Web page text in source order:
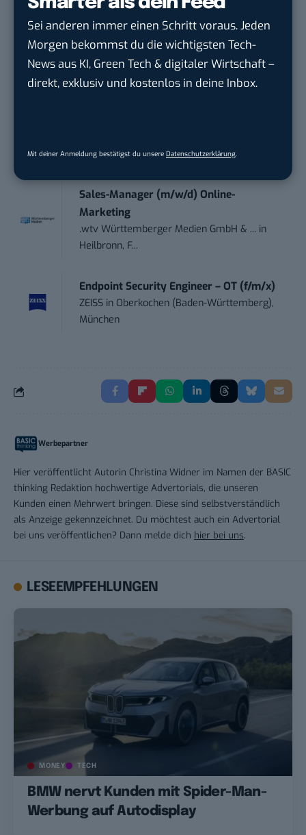
Sei anderen immer einen Schritt voraus. Jeden
Morgen bekommst du die wichtigsten Tech-
News aus KI, Green Tech & digitaler Wirtschaft –
direkt, exklusiv und kostenlos in deine Inbox.
Mit deiner Anmeldung bestätigst du unsere Datenschutzerklärung.
Performance Marketing Manager
Schwerpunkt Pai...
EDEKA Südwest Stiftung & Co. KG in
Offenburg
Frankfurt am Main
Sales-Manager (m/w/d) Online-
Marketing
.wtv Württemberger Medien GmbH & ... in
Heilbronn, F...
Endpoint Security Engineer – OT (f/m/x)
ZEISS in Oberkochen (Baden-Württemberg),
München
Werbepartner
Hier veröffentlicht Autorin Christina Widner im Namen der BASIC
thinking Redaktion hochwertige Advertorials, die unseren
Kunden einen Mehrwert bringen. Diese sind selbstverständlich
als Anzeige gekennzeichnet. Du möchtest auch ein Advertorial
bei uns veröffentlichen? Dann melde dich hier bei uns.
LESEEMPFEHLUNGEN
MONEY TECH
BMW nervt Kunden mit Spider-Man-
Werbung auf Autodisplay